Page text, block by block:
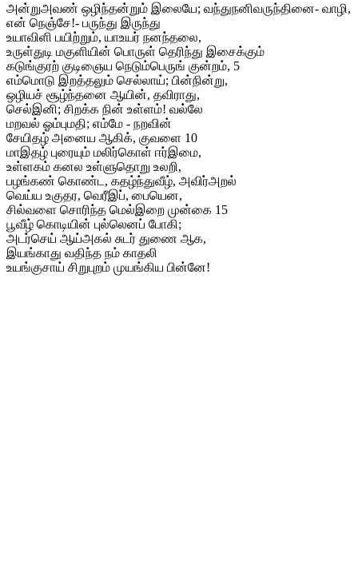
அன்றுஅவண் ஒழிந்தன்றும் இலையே; வந்துநனிவருந்தினை- வாழி,
என் நெஞ்சே!- பருந்து இருந்து
உயாவிளி பயிற்றும், யாஉயர் நனந்தலை,
உருள்துடி மகுளியின் பொருள் தெரிந்து இசைக்கும்
கடுங்குரற் குடிஞைய நெடும்பெருங் குன்றம், 5
எம்மொடு இறத்தலும் செல்லாய்; பின்நின்று,
ஒழியச் சூழ்ந்தனை ஆயின், தவிராது,
செல்இனி; சிறக்க நின் உள்ளம்! வல்லே
மறவல் ஓம்புமதி; எம்மே - நறவின்
சேயிதழ் அனைய ஆகிக், குவளை 10
மாஇதழ் புரையும் மலிர்கொள் ஈர்இமை,
உள்ளகம் கனல உள்ளுதொறு உலறி,
பழங்கண் கொண்ட, கதழ்ந்துவீழ், அவிர்அறல்
வெய்ய உகுதர, வெரீஇப், பையென,
சில்வளை சொரிந்த மெல்இறை முன்கை 15
பூவீழ் கொடியின் புல்லெனப் போகி;
அடர்செய் ஆய்அகல் சுடர் துணை ஆக,
இயங்காது வதிந்த நம் காதலி
உயங்குசாய் சிறுபுறம் முயங்கிய பின்னே!